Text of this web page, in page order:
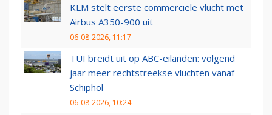
KLM stelt eerste commerciële vlucht met
Airbus A350-900 uit
06-08-2026, 11:17
TUI breidt uit op ABC-eilanden: volgend
jaar meer rechtstreekse vluchten vanaf
Schiphol
06-08-2026, 10:24